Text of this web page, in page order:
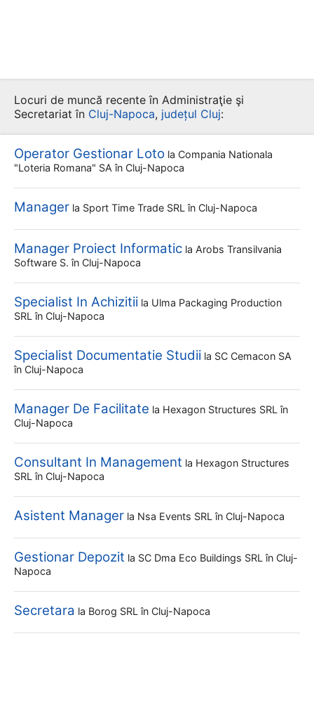
Locuri de muncă recente în Administraţie şi
Secretariat în Cluj-Napoca, județul Cluj:
Operator Gestionar Loto la Compania Nationala
"loteria Romana" SA în Cluj-Napoca
Manager la Sport Time Trade SRL în Cluj-Napoca
Manager Proiect Informatic la Arobs Transilvania
Software S. în Cluj-Napoca
Specialist In Achizitii la Ulma Packaging Production
SRL în Cluj-Napoca
Specialist Documentatie Studii la SC Cemacon SA
în Cluj-Napoca
Manager De Facilitate la Hexagon Structures SRL în
Cluj-Napoca
Consultant In Management la Hexagon Structures
SRL în Cluj-Napoca
Asistent Manager la Nsa Events SRL în Cluj-Napoca
Gestionar Depozit la SC Dma Eco Buildings SRL în Cluj-
Napoca
Secretara la Borog SRL în Cluj-Napoca